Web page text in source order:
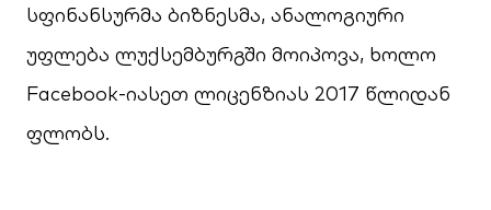
სფინანსურმა ბიზნესმა, ანალოგიური
უფლება ლუქსემბურგში მოიპოვა, ხოლო
Facebook-იასეთ ლიცენზიას 2017 წლიდან
ფლობს.